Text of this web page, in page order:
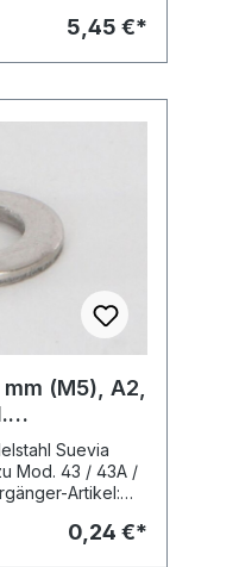
ist werkseitig
5,45 €*
(M5), A2,
360Suevia
Mod. 43 / 43A /
Artikel:
0,24 €*